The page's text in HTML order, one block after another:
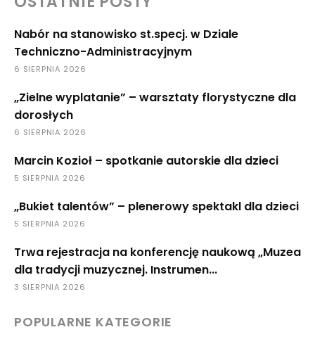
Nabór na stanowisko st.specj. w Dziale
Techniczno-Administracyjnym
6 SIERPNIA 2026
„Zielne wyplatanie” – warsztaty florystyczne dla
dorosłych
6 SIERPNIA 2026
Marcin Kozioł – spotkanie autorskie dla dzieci
5 SIERPNIA 2026
„Bukiet talentów” – plenerowy spektakl dla dzieci
5 SIERPNIA 2026
Trwa rejestracja na konferencję naukową „Muzea
dla tradycji muzycznej. Instrumen...
3 SIERPNIA 2026
POPULARNE KATEGORIE